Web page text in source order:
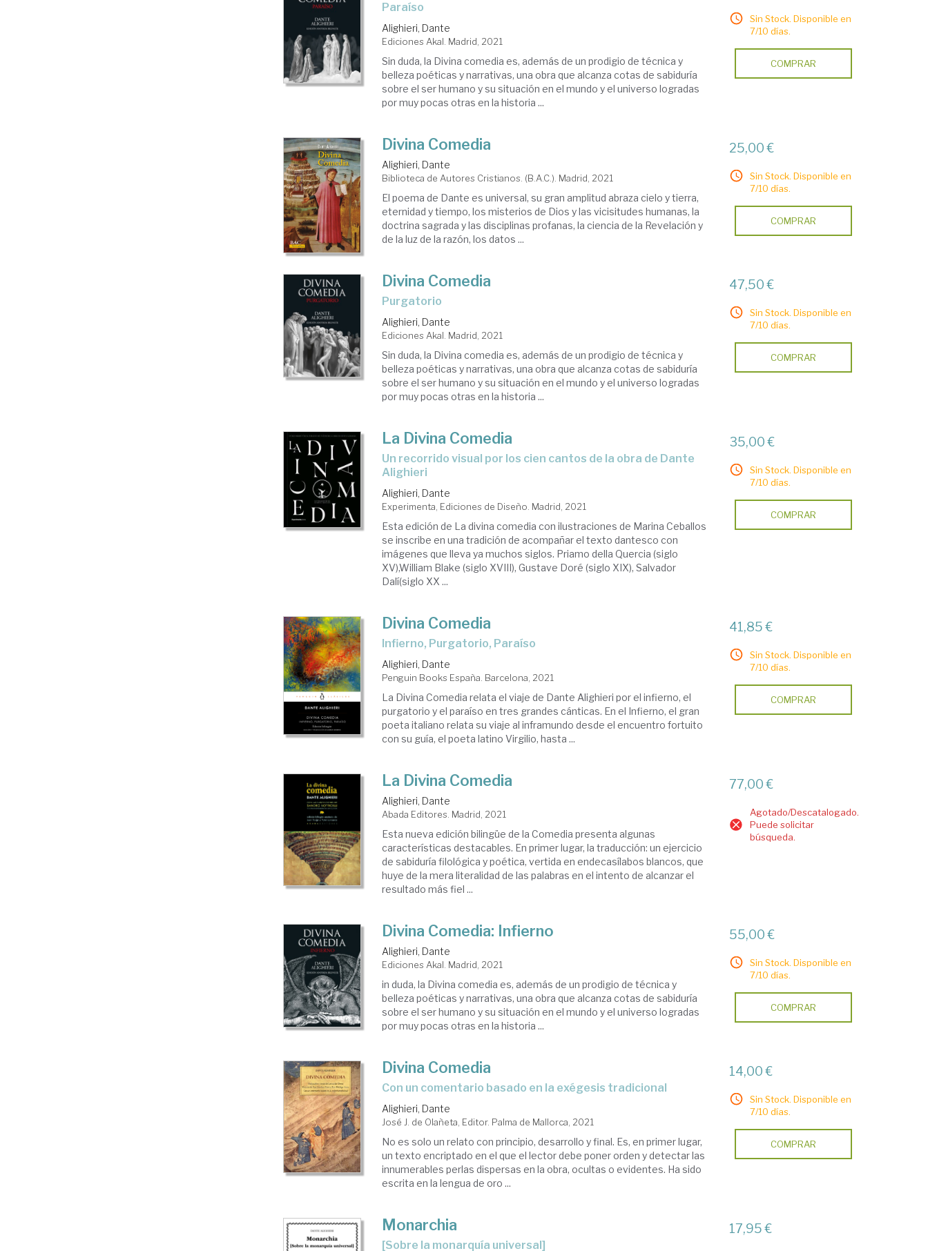
Paraíso
Alighieri, Dante
Ediciones Akal. Madrid, 2021
Sin duda, la Divina comedia es, además de un prodigio de técnica y
belleza poéticas y narrativas, una obra que alcanza cotas de sabiduría
sobre el ser humano y su situación en el mundo y el universo logradas
por muy pocas otras en la historia ...
Sin Stock. Disponible en
7/10 días.
COMPRAR
Divina Comedia
Alighieri, Dante
Biblioteca de Autores Cristianos. (B.A.C.). Madrid, 2021
El poema de Dante es universal, su gran amplitud abraza cielo y tierra,
eternidad y tiempo, los misterios de Dios y las vicisitudes humanas, la
doctrina sagrada y las disciplinas profanas, la ciencia de la Revelación y
de la luz de la razón, los datos ...
25,00 €
Sin Stock. Disponible en
7/10 días.
COMPRAR
Divina Comedia
Purgatorio
Alighieri, Dante
Ediciones Akal. Madrid, 2021
Sin duda, la Divina comedia es, además de un prodigio de técnica y
belleza poéticas y narrativas, una obra que alcanza cotas de sabiduría
sobre el ser humano y su situación en el mundo y el universo logradas
por muy pocas otras en la historia ...
47,50 €
Sin Stock. Disponible en
7/10 días.
COMPRAR
La Divina Comedia
un recorrido visual por los cien cantos de la obra de Dante
Alighieri
Alighieri, Dante
Experimenta, Ediciones de Diseño. Madrid, 2021
Esta edición de La divina comedia con ilustraciones de Marina Ceballos
se inscribe en una tradición de acompañar el texto dantesco con
imágenes que lleva ya muchos siglos. Priamo della Quercia (siglo
XV),William Blake (siglo XVIII), Gustave Doré (siglo XIX), Salvador
Dalí(siglo XX ...
35,00 €
Sin Stock. Disponible en
7/10 días.
COMPRAR
Divina Comedia
Infierno, Purgatorio, Paraíso
Alighieri, Dante
Penguin Books España. Barcelona, 2021
La Divina Comedia relata el viaje de Dante Alighieri por el infierno, el
purgatorio y el paraíso en tres grandes cánticas. En el Infierno, el gran
poeta italiano relata su viaje al inframundo desde el encuentro fortuito
con su guía, el poeta latino Virgilio, hasta ...
41,85 €
Sin Stock. Disponible en
7/10 días.
COMPRAR
La Divina Comedia
Alighieri, Dante
Abada Editores. Madrid, 2021
Esta nueva edición bilingüe de la Comedia presenta algunas
características destacables. En primer lugar, la traducción: un ejercicio
de sabiduría filológica y poética, vertida en endecasílabos blancos, que
huye de la mera literalidad de las palabras en el intento de alcanzar el
resultado más fiel ...
77,00 €
Agotado/Descatalogado.
Puede solicitar
búsqueda.
Divina Comedia: Infierno
Alighieri, Dante
Ediciones Akal. Madrid, 2021
in duda, la Divina comedia es, además de un prodigio de técnica y
belleza poéticas y narrativas, una obra que alcanza cotas de sabiduría
sobre el ser humano y su situación en el mundo y el universo logradas
por muy pocas otras en la historia ...
55,00 €
Sin Stock. Disponible en
7/10 días.
COMPRAR
Divina Comedia
con un comentario basado en la exégesis tradicional
Alighieri, Dante
José J. de Olañeta, Editor. Palma de Mallorca, 2021
No es solo un relato con principio, desarrollo y final. Es, en primer lugar,
un texto encriptado en el que el lector debe poner orden y detectar las
innumerables perlas dispersas en la obra, ocultas o evidentes. Ha sido
escrita en la lengua de oro ...
14,00 €
Sin Stock. Disponible en
7/10 días.
COMPRAR
Monarchia
[Sobre la monarquía universal]
17,95 €